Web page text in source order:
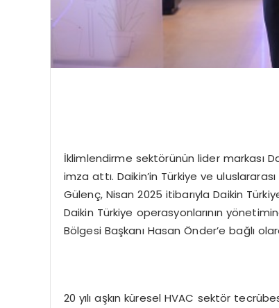
İklimlendirme sektörünün lider markası
imza attı. Daikin’in Türkiye ve
Gülenç, Nisan 2025 itibarıyla Daikin
Daikin Türkiye operasyonlarının
Bölgesi Başkanı Hasan Önder’e bağlı
20 yılı aşkın küresel HVAC sektör